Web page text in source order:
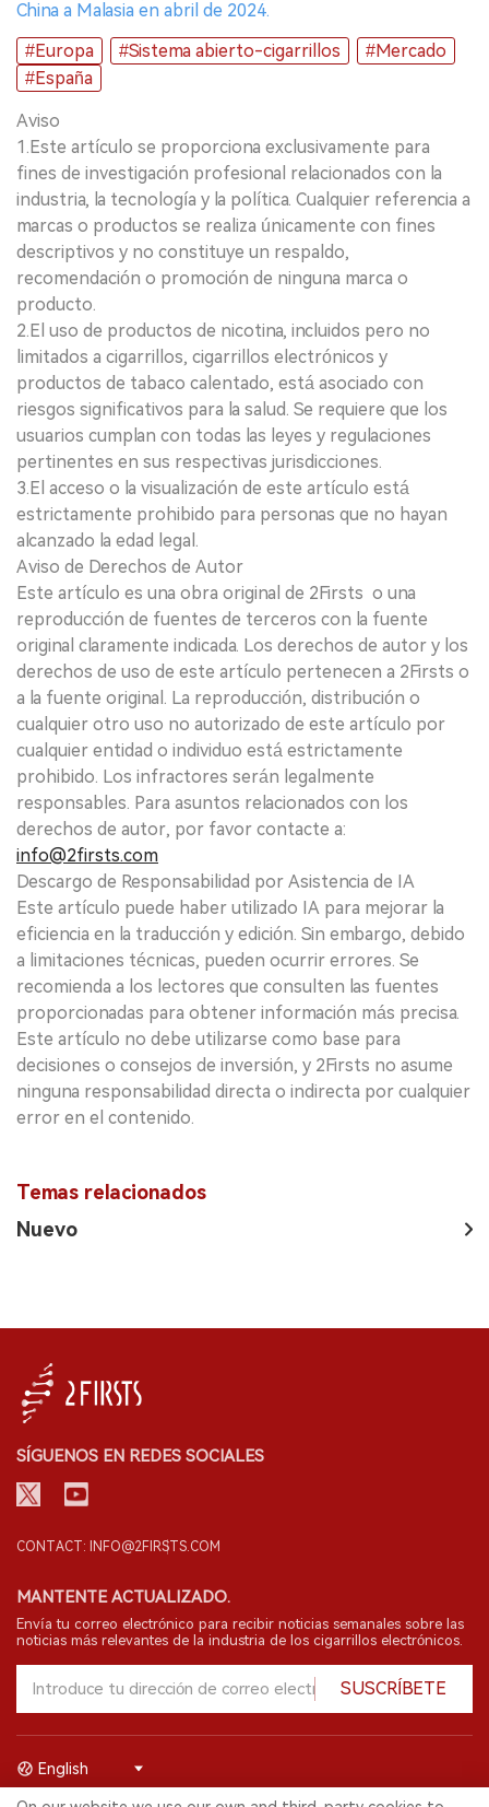
China a Malasia en abril de 2024.
#Europa
#Sistema abierto-cigarrillos
#Mercado
#España
Aviso
1.Este artículo se proporciona exclusivamente para
fines de investigación profesional relacionados con la
industria, la tecnología y la política. Cualquier referencia a
marcas o productos se realiza únicamente con fines
descriptivos y no constituye un respaldo,
recomendación o promoción de ninguna marca o
producto.
2.El uso de productos de nicotina, incluidos pero no
limitados a cigarrillos, cigarrillos electrónicos y
productos de tabaco calentado, está asociado con
riesgos significativos para la salud. Se requiere que los
usuarios cumplan con todas las leyes y regulaciones
pertinentes en sus respectivas jurisdicciones.
3.El acceso o la visualización de este artículo está
estrictamente prohibido para personas que no hayan
alcanzado la edad legal.
Aviso de Derechos de Autor
Este artículo es una obra original de 2Firsts o una
reproducción de fuentes de terceros con la fuente
original claramente indicada. Los derechos de autor y los
derechos de uso de este artículo pertenecen a 2Firsts o
a la fuente original. La reproducción, distribución o
cualquier otro uso no autorizado de este artículo por
cualquier entidad o individuo está estrictamente
prohibido. Los infractores serán legalmente
responsables. Para asuntos relacionados con los
derechos de autor, por favor contacte a:
info@2firsts.com
Descargo de Responsabilidad por Asistencia de IA
Este artículo puede haber utilizado IA para mejorar la
eficiencia en la traducción y edición. Sin embargo, debido
a limitaciones técnicas, pueden ocurrir errores. Se
recomienda a los lectores que consulten las fuentes
proporcionadas para obtener información más precisa.
Este artículo no debe utilizarse como base para
decisiones o consejos de inversión, y 2Firsts no asume
ninguna responsabilidad directa o indirecta por cualquier
error en el contenido.
Temas relacionados
Nuevo
SÍGUENOS EN REDES SOCIALES
CONTACT: INFO@2FIRSTS.COM
MANTENTE ACTUALIZADO.
Envía tu correo electrónico para recibir noticias semanales sobre las
noticias más relevantes de la industria de los cigarrillos electrónicos.
SUSCRÍBETE
English